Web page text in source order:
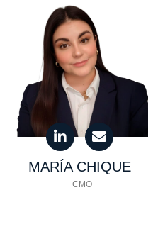
MARÍACHIQUE
CMO